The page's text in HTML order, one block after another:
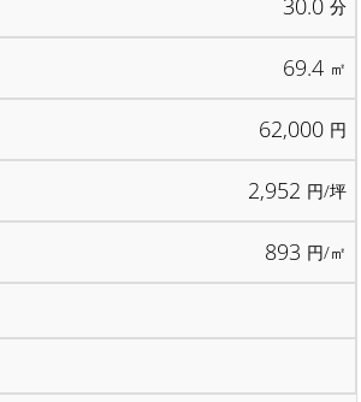
30.0 分
69.4 ㎡
62,000 円
2,952 円/坪
893 円/㎡